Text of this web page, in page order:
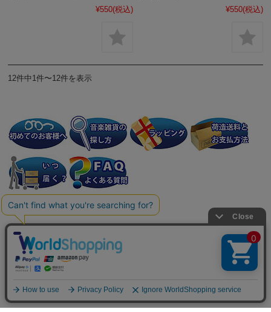
¥550(税込) ¥550(税込)
12件中1件〜12件を表示